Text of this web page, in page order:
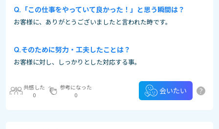
「この仕事をやっていて良かった！」と思う瞬間は？
お客様に、ありがとうございましたと言われた時です。
そのために努力・工夫したことは？
お客様に対し、しっかりとした対応する事。
共感した
0
参考になった
0
会いたい ?